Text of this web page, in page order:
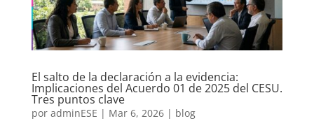
El salto de la declaración a la evidencia:
Implicaciones del Acuerdo 01 de 2025 del CESU.
Tres puntos clave
por adminESE | Mar 6, 2026| blog